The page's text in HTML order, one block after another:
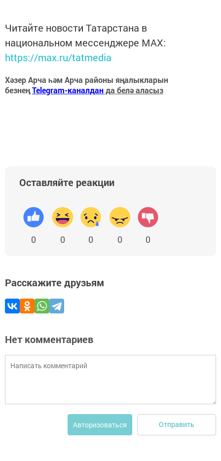
Читайте новости Татарстана в
национальном мессенджере MАХ:
https://max.ru/tatmedia
Хәзер Арча һәм Арча районы яңалыкларын
безнеңTelegram-каналданда белә аласыз
Оставляйте реакции
0 0 0 0 0
Расскажите друзьям
Нет комментариев
Авторизоваться Отправить